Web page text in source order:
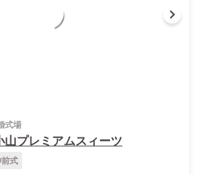
式場
山プレミアムスィーツ
式